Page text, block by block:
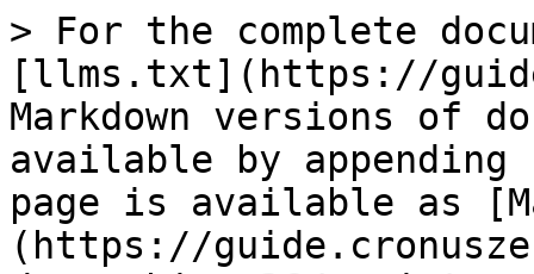
> For the complete
[llms.txt](https://
Markdown versions of
available by
page is available as
(https://